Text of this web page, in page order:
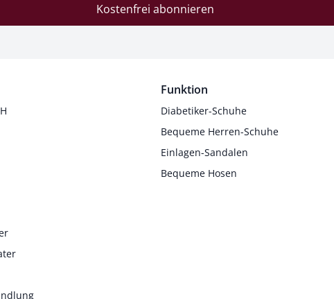
Kostenfrei abonnieren
Funktion
Diabetiker-Schuhe
Bequeme Herren-Schuhe
Einlagen-Sandalen
Bequeme Hosen